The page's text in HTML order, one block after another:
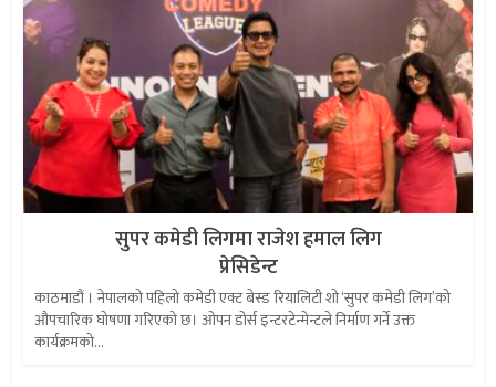
सुपर कमेडी लिगमा राजेश हमाल लिग
प्रेसिडेन्ट
काठमाडौं । नेपालको पहिलो कमेडी एक्ट बेस्ड रियालिटी शो ‘सुपर कमेडी लिग’को
औपचारिक घोषणा गरिएको छ। ओपन डोर्स इन्टरटेन्मेन्टले निर्माण गर्ने उक्त
कार्यक्रमको...